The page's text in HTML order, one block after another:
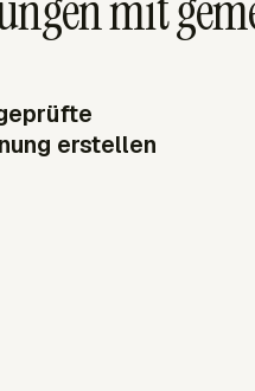
erstellen